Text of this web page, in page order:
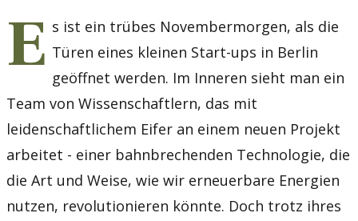
E s ist ein trübes Novembermorgen, als die
Türen eines kleinen Start-ups in Berlin
geöffnet werden. Im Inneren sieht man ein
Team von Wissenschaftlern, das mit
leidenschaftlichem Eifer an einem neuen Projekt
arbeitet - einer bahnbrechenden Technologie, die
die Art und Weise, wie wir erneuerbare Energien
nutzen, revolutionieren könnte. Doch trotz ihres